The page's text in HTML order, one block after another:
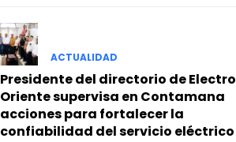
ACTUALIDAD
Presidente del directorio de Electro
Oriente supervisa en Contamana
acciones para fortalecer la
confiabilidad del servicio eléctrico